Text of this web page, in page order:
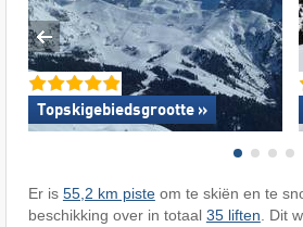
Topskigebiedsgrootte »
Er is 55,2 km pisteom te skiën en te
beschikking over in totaal 35 liften . Dit